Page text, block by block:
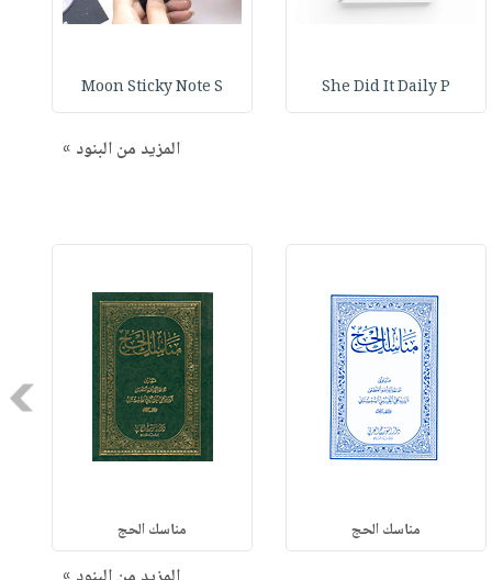
She Did It Daily P
Moon Sticky Note S
المزيد من البنود »
مناسك الحج مناسك الحج